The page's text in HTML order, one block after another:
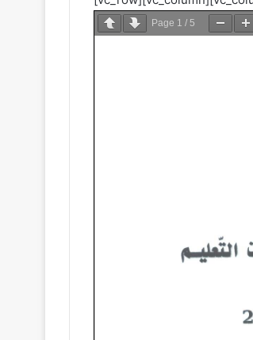
Page 1 / 5